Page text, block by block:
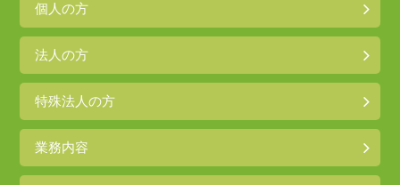
個人の方
法人の方
特殊法人の方
業務内容